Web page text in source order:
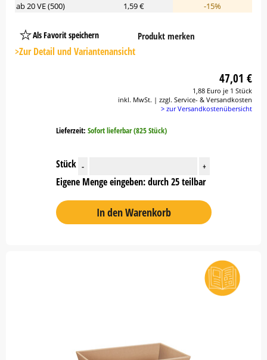
ab 20 VE (500)
1,59 € -15%
Als Favorit speichern
Platzhalter
Button
Produkt merken
>Zur Detail und Variantenansicht
47,01 €
1,88 Euro je 1 Stück
inkl. MwSt. | zzgl. Service- & Versandkosten
> zur Versandkostenübersicht
Lieferzeit: Sofort lieferbar (825 Stück)
Stück - +
Eigene Menge eingeben: durch 25 teilbar
In den Warenkorb